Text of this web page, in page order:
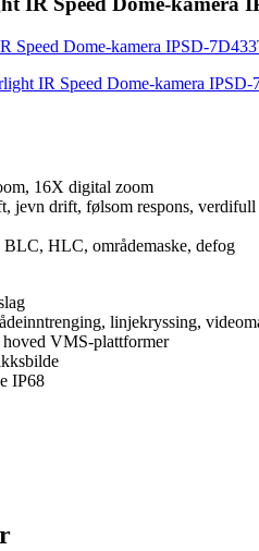
16X digital zoom
jevn drift, følsom respons, verdifull
HLC, områdemaske, defog
linjekryssing,
VMS-plattformer
IP68